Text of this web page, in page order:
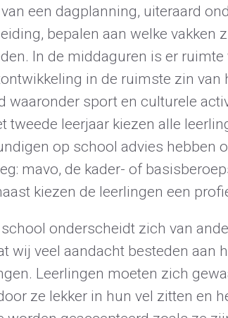
een dagplanning, uiteraard
bepalen aan welke vakken
In de middaguren is er ruimte
in de ruimste zin van
waaronder sport en culturele
tweede leerjaar kiezen alle
op school advies hebben
mavo, de kader- of
kiezen de leerlingen een
school onderscheidt zich van
wij veel aandacht besteden aan
Leerlingen moeten zich
ze lekker in hun vel zitten en